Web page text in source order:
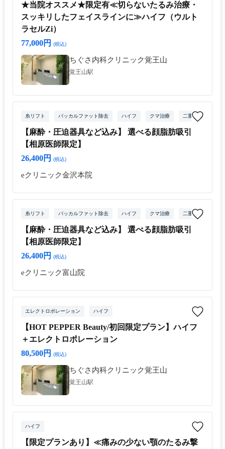
★当院オススメ★限定有≪切らないたるみ治療・
スッキリしたフェイスラインに≫ハイフ（ウルト
ラセルZi）
77,000円
(税込)
ちぐさ内科クリニック覚王山
覚王山駅
糸リフト バッカルファット除去 ハイフ クマ治療 二重整形
【麻酔・圧迫器具など込み】 選べる顔脂肪吸引
【相原医師限定】
26,400円
(税込)
eクリニック金沢本院
糸リフト バッカルファット除去 ハイフ クマ治療 二重整形
【麻酔・圧迫器具など込み】 選べる顔脂肪吸引
【相原医師限定】
26,400円
(税込)
eクリニック富山院
エレクトロポレーション ハイフ
【HOT PEPPER Beauty/初回限定プラン】ハイフ
＋エレクトロポレーション
80,500円
(税込)
ちぐさ内科クリニック覚王山
覚王山駅
ハイフ
【限定プランあり】≪痛みの少ない顎のたるみ撃